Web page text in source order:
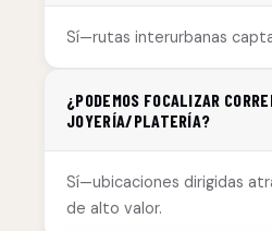
Sí—rutas interurbanas
¿PODEMOS FOCALIZAR
JOYERÍA/PLATERÍA?
Sí—ubicaciones dirigidas
de alto valor.